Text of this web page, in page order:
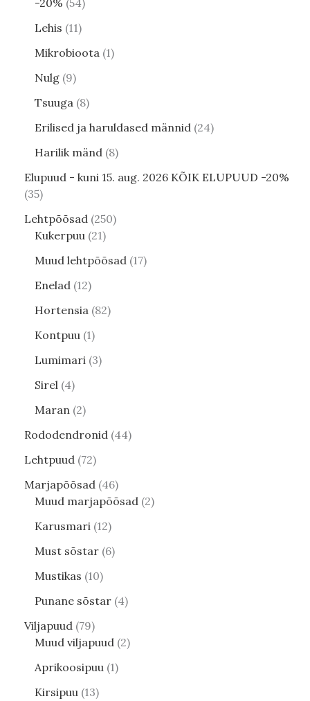
-20% 54
Lehis 11
Mikrobioota 1
Nulg 9
Tsuuga 8
Erilised ja haruldased männid 24
Harilik mänd 8
Elupuud - kuni 15. aug. 2026 KÕIK ELUPUUD -20%
35
Lehtpõõsad 250
Kukerpuu 21
Muud lehtpõõsad 17
Enelad 12
Hortensia 82
Kontpuu 1
Lumimari 3
Sirel 4
Maran 2
Rododendronid 44
Lehtpuud 72
Marjapõõsad 46
Muud marjapõõsad 2
Karusmari 12
Must sõstar 6
Mustikas 10
Punane sõstar 4
Viljapuud 79
Muud viljapuud 2
Aprikoosipuu 1
Kirsipuu 13